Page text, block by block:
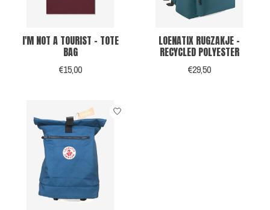
I'M NOT A TOURIST - TOTE
BAG
€15,00
LOENATIX RUGZAKJE -
RECYCLED POLYESTER
€29,50